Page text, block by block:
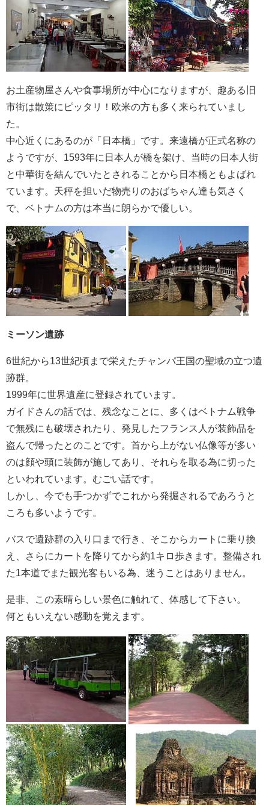
お土産物屋さんや食事場所が中心になりますが、趣ある旧
市街は散策にピッタリ！欧米の方も多く来られていまし
た。
中心近くにあるのが「日本橋」です。来遠橋が正式名称の
ようですが、1593年に日本人が橋を架け、当時の日本人街
と中華街を結んでいたとされることから日本橋ともよばれ
ています。天秤を担いだ物売りのおばちゃん達も気さく
で、ベトナムの方は本当に朗らかで優しい。
ミーソン遺跡
6世紀から13世紀頃まで栄えたチャンパ王国の聖域の立つ遺
跡群。
1999年に世界遺産に登録されています。
ガイドさんの話では、残念なことに、多くはベトナム戦争
で無残にも破壊されたり、発見したフランス人が装飾品を
盗んで帰ったとのことです。首から上がない仏像等が多い
のは顔や頭に装飾が施してあり、それらを取る為に切った
といわれています。むごい話です。
しかし、今でも手つかずでこれから発掘されるであろうと
ころも多いようです。
バスで遺跡群の入り口まで行き、そこからカートに乗り換
え、さらにカートを降りてから約1キロ歩きます。整備され
た1本道でまた観光客もいる為、迷うことはありません。
是非、この素晴らしい景色に触れて、体感して下さい。
何ともいえない感動を覚えます。